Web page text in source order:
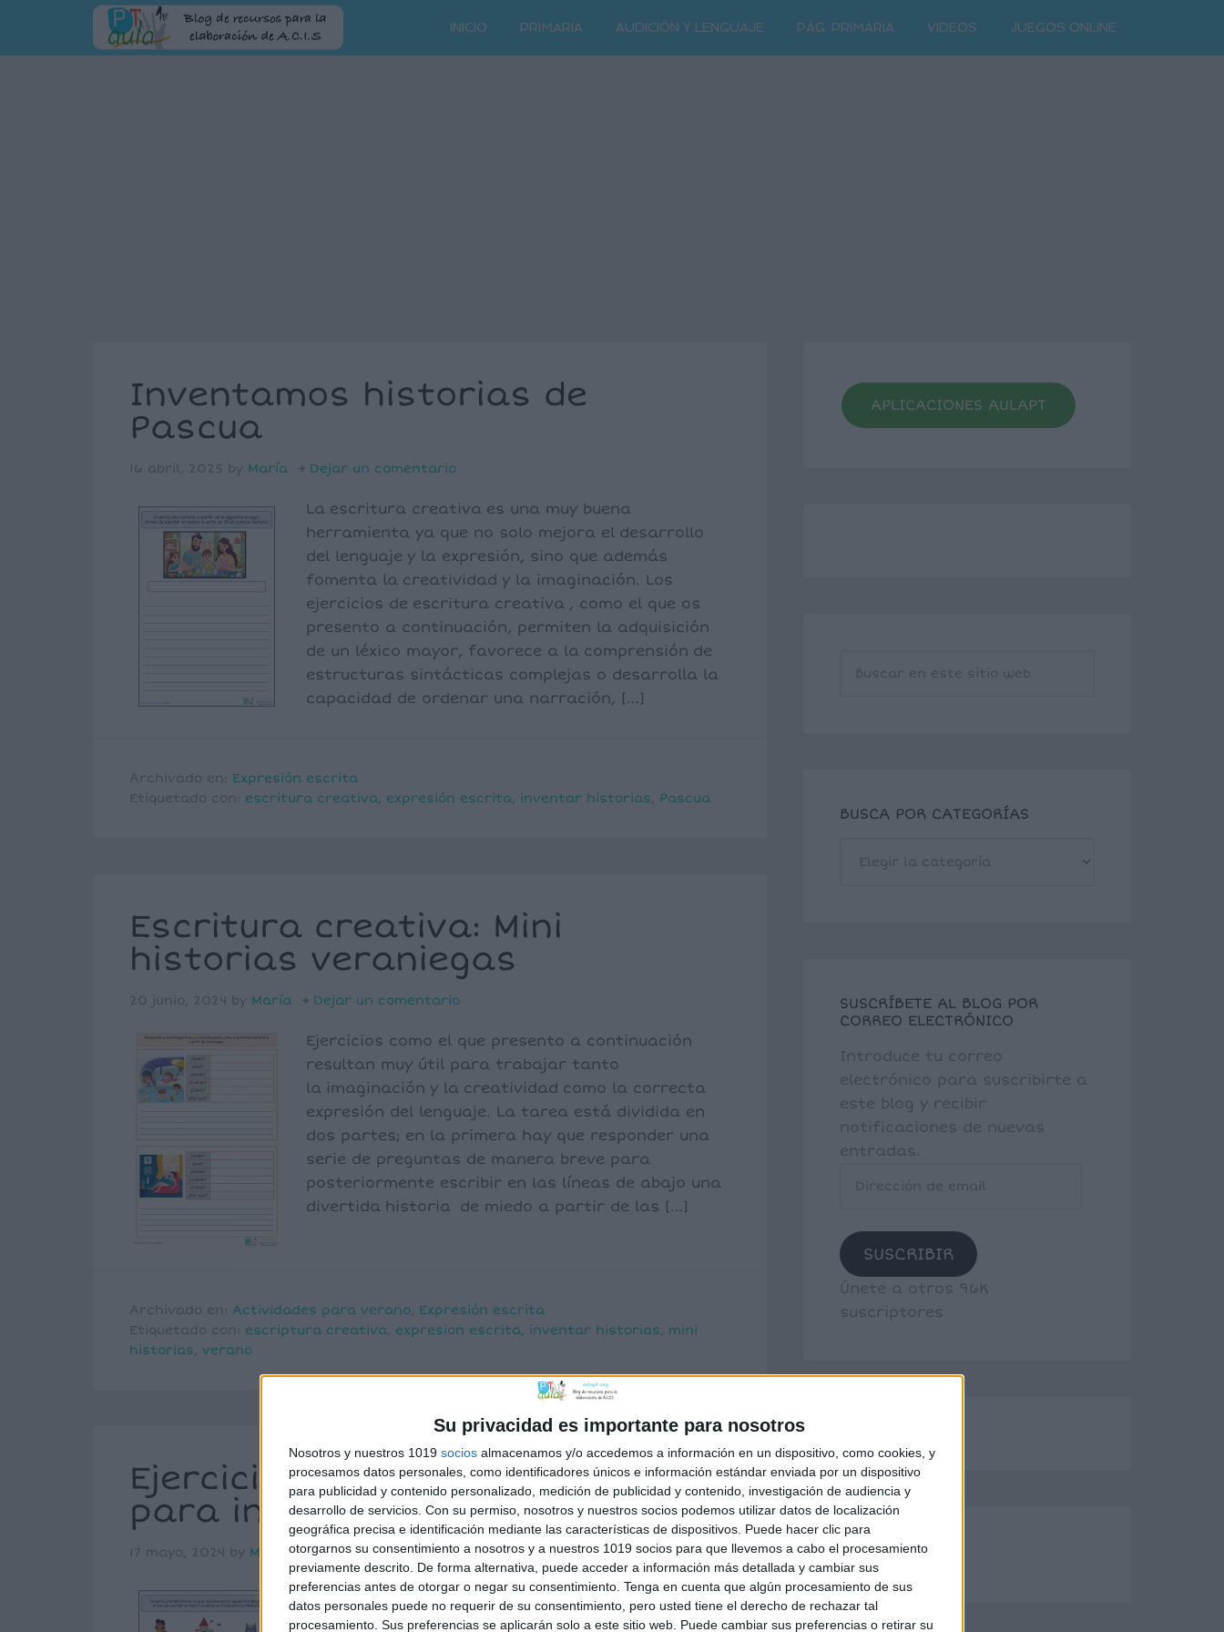
Su privacidad es importante para nosotros
Nosotros y nuestros 1019 socios almacenamos y/o accedemos a información en un dispositivo, como cookies, y
procesamos datos personales, como identificadores únicos e información estándar enviada por un dispositivo
para publicidad y contenido personalizado, medición de publicidad y contenido, investigación de audiencia y
desarrollo de servicios. Con su permiso, nosotros y nuestros socios podemos utilizar datos de localización
geográfica precisa e identificación mediante las características de dispositivos. Puede hacer clic para
otorgarnos su consentimiento a nosotros y a nuestros 1019 socios para que llevemos a cabo el procesamiento
previamente descrito. De forma alternativa, puede acceder a información más detallada y cambiar sus
preferencias antes de otorgar o negar su consentimiento. Tenga en cuenta que algún procesamiento de sus
datos personales puede no requerir de su consentimiento, pero usted tiene el derecho de rechazar tal
procesamiento. Sus preferencias se aplicarán solo a este sitio web. Puede cambiar sus preferencias o retirar su
INICIO PRIMARIA AUDICIÓN Y LENGUAJE PÁG. PRIMARIA VIDEOS JUEGOS ONLINE
Inventamos historias de
Pascua
16 abril, 2025 by María Dejar un comentario
La escritura creativa es una muy buena
herramienta ya que no solo mejora el desarrollo
del lenguaje y la expresión, sino que además
fomenta la creatividad y la imaginación. Los
ejercicios de escritura creativa , como el que os
presento a continuación, permiten la adquisición
de un léxico mayor, favorece a la comprensión de
estructuras sintácticas complejas o desarrolla la
capacidad de ordenar una narración, […]
Archivado en: Expresión escrita
Etiquetado con: escritura creativa, expresión escrita, inventar historias, Pascua
Escritura creativa: Mini
historias veraniegas
20 junio, 2024 by María Dejar un comentario
Ejercicios como el que presento a continuación
resultan muy útil para trabajar tanto
la imaginación y la creatividad como la correcta
expresión del lenguaje. La tarea está dividida en
dos partes; en la primera hay que responder una
serie de preguntas de manera breve para
posteriormente escribir en las líneas de abajo una
divertida historia de miedo a partir de las […]
Archivado en: Actividades para verano, Expresión escrita
Etiquetado con: escriptura creativa, expresion escrita, inventar historias, mini
historias, verano
Ejercicio de escritura creativa
para inventar historias
17 mayo, 2024 by María Dejar un comentario
La escritura creativa es una muy buena
herramienta ya que no solo mejora el desarrollo
APLICACIONES AULAPT
BUSCA POR CATEGORÍAS
SUSCRÍBETE AL BLOG POR
CORREO ELECTRÓNICO
Introduce tu correo
electrónico para suscribirte a
este blog y recibir
notificaciones de nuevas
entradas.
SUSCRIBIR
Únete a otros 96K
suscriptores